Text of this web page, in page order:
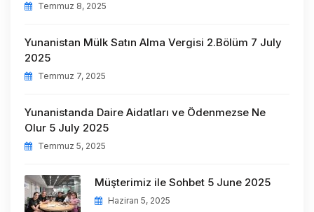
Temmuz 8, 2025
Yunanistan Mülk Satın Alma Vergisi 2.Bölüm 7 July
2025
Temmuz 7, 2025
Yunanistanda Daire Aidatları ve Ödenmezse Ne
Olur 5 July 2025
Temmuz 5, 2025
Müşterimiz ile Sohbet 5 June 2025
Haziran 5, 2025